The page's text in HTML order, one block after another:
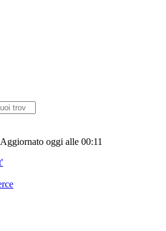
Aggiornato oggi alle 00:11